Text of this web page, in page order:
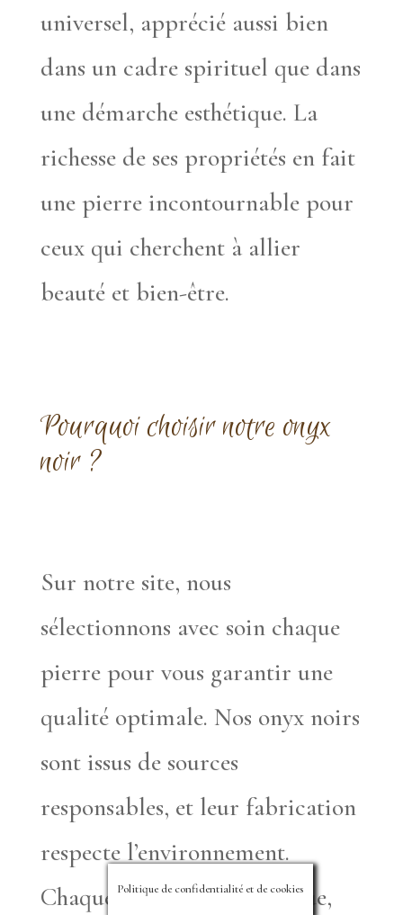
universel, apprécié aussi bien
dans un cadre spirituel que dans
une démarche esthétique. La
richesse de ses propriétés en fait
une pierre incontournable pour
ceux qui cherchent à allier
beauté et bien-être.
Pourquoi choisir notre onyx
noir ?
Sur notre site, nous
sélectionnons avec soin chaque
pierre pour vous garantir une
qualité optimale. Nos onyx noirs
sont issus de sources
responsables, et leur fabrication
respecte l’environnement.
Chaque pièce est authentique,
Politique de confidentialité et de cookies